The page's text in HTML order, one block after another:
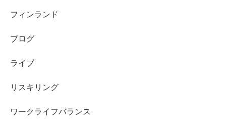
フィンランド
ブログ
ライブ
リスキリング
ワークライフバランス